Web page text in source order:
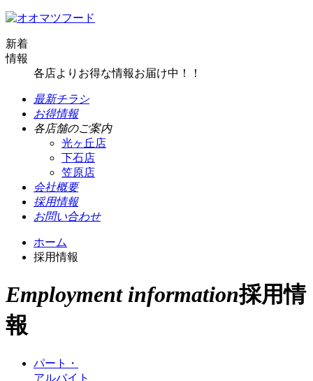
新着
情報
各店よりお得な情報お届け中！！
最新チラシ
お得情報
各店舗のご案内
光ヶ丘店
下石店
笠原店
会社概要
採用情報
お問い合わせ
ホーム
採用情報
Employment information採用情
報
パート・
アルバイト